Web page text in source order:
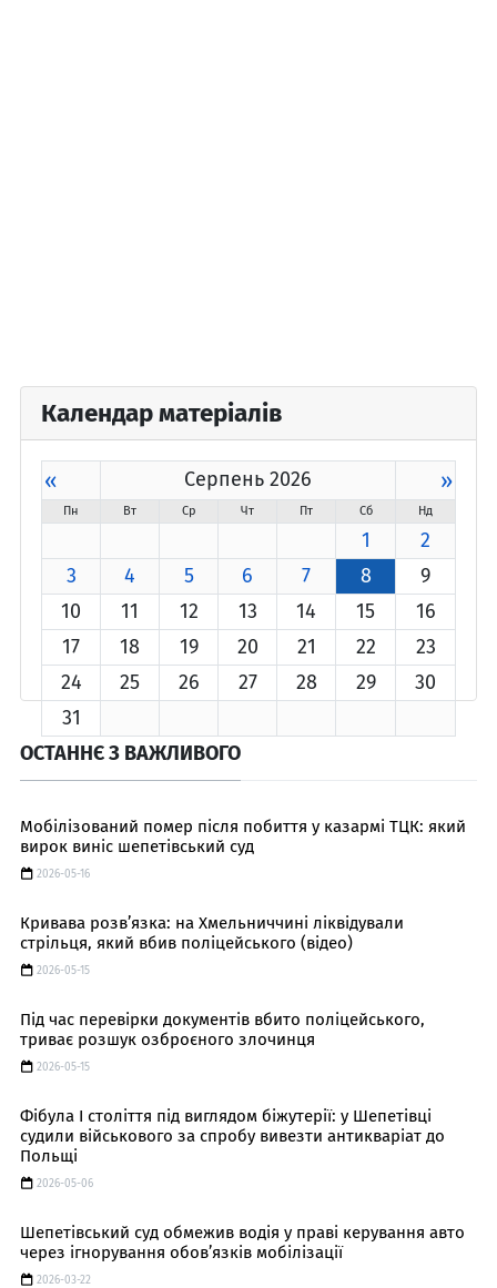
Календар матеріалів
« Серпень 2026 »
Пн Вт Ср Чт Пт Сб Нд
1
2
3
4 5 6 7 8
9
10
11 12 13 14 15
16
17
18 19 20 21 22
23
24
25 26 27 28 29
30
31
ОСТАННЄ З ВАЖЛИВОГО
Мобілізований помер після побиття у казармі ТЦК: який
вирок виніс шепетівський суд
2026-05-16
Кривава розв’язка: на Хмельниччині ліквідували
стрільця, який вбив поліцейського (відео)
2026-05-15
Під час перевірки документів вбито поліцейського,
триває розшук озброєного злочинця
2026-05-15
Фібула I століття під виглядом біжутерії: у Шепетівці
судили військового за спробу вивезти антикваріат до
Польщі
2026-05-06
Шепетівський суд обмежив водія у праві керування авто
через ігнорування обов’язків мобілізації
2026-03-22